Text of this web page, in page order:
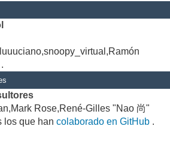
Rose,René-Gilles "Nao 尚"
los que han colaborado en GitHub .